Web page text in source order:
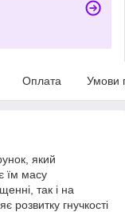
Оплата Умови
який
їм масу
так і на
розвитку гнучкості